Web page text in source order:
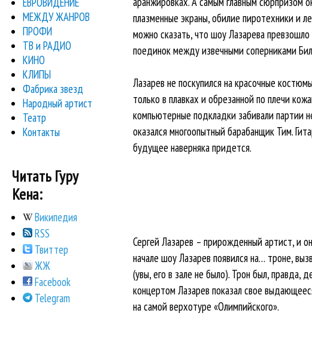
плазменные экраны, обилие пиротехники и
можно сказать, что шоу Лазарева
поединок между извечными соперниками
Лазарев не поскупился на красочные
только в плавках и обрезанной по плечи
компьютерные подкладки забивали партии
оказался многоопытный барабанщик Тим.
будущее наверняка придется.
Сергей Лазарев – прирожденный артист, и
начале шоу Лазарев появился на… троне,
(увы, его в зале не было). Трон был, правда,
концертом Лазарев показал свое
на самой верхотуре «Олимпийского».
МЕЖДУ ЖАНРОВ
ПРОФИ
ТВ и РАДИО
КИНО
КЛИПЫ
Фабрика звезд
Народный артист
Театр
Контакты
Читать Гуру
Кена:
Википедия
RSS
Твиттер
ЖЖ
Facebook
Telegram